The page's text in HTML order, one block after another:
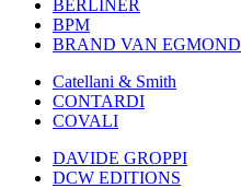
BERLINER
BPM
BRAND VAN EGMOND
Catellani & Smith
CONTARDI
COVALI
DAVIDE GROPPI
DCW EDITIONS